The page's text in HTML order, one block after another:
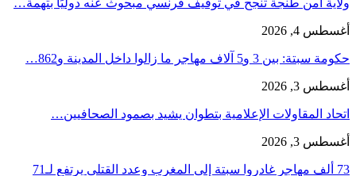
أغسطس 4, 2026
حكومة سبتة: بين 3 و5 آلاف مهاجر ما زالوا داخل المدينة و862…
أغسطس 3, 2026
اتحاد المقاولات الإعلامية بتطوان يشيد بصمود الصحافيين…
أغسطس 3, 2026
73 ألف مهاجر غادروا سبتة إلى المغرب وعدد القتلى يرتفع لـ71